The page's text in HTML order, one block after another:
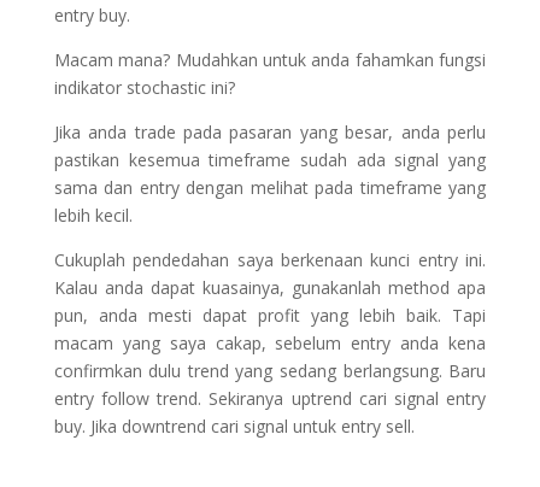
entry buy.
Macam mana? Mudahkan untuk anda fahamkan fungsi
indikator stochastic ini?
Jika anda trade pada pasaran yang besar, anda perlu
pastikan kesemua timeframe sudah ada signal yang
sama dan entry dengan melihat pada timeframe yang
lebih kecil.
Cukuplah pendedahan saya berkenaan kunci entry ini.
Kalau anda dapat kuasainya, gunakanlah method apa
pun, anda mesti dapat profit yang lebih baik. Tapi
macam yang saya cakap, sebelum entry anda kena
confirmkan dulu trend yang sedang berlangsung. Baru
entry follow trend. Sekiranya uptrend cari signal entry
buy. Jika downtrend cari signal untuk entry sell.